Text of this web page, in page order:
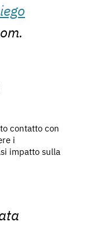
contatto con
i
impatto sulla